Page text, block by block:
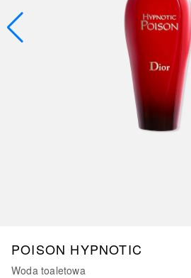
POISON HYPNOTIC
Woda toaletowa